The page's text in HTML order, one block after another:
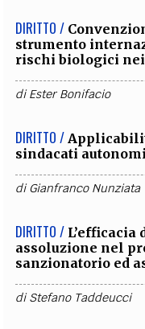
DIRITTO /
strumento
rischi biologici
diEster Bonifacio
DIRITTO /
sindacati autonomi
diGianfranco Nunziata
DIRITTO / L’efficacia
assoluzione nel
sanzionatorio ed
diStefano Taddeucci